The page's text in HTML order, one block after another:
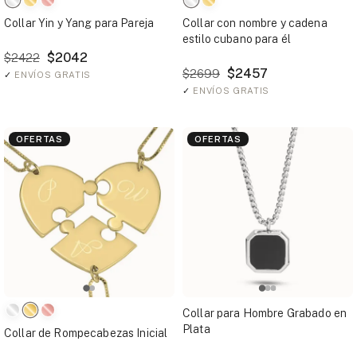
Collar Yin y Yang para Pareja
$2422 $2042
✓ ENVÍOS GRATIS
Collar con nombre y cadena
estilo cubano para él
$2699 $2457
✓ ENVÍOS GRATIS
OFERTAS
Collar de Rompecabezas Inicial
OFERTAS
Collar para Hombre Grabado en
Plata